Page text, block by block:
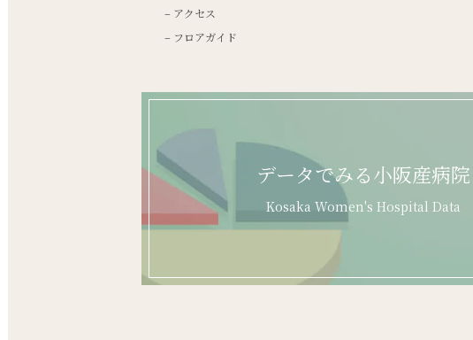
– アクセス
– フロアガイド
データでみる小阪産病院
Kosaka Women's Hospital Data